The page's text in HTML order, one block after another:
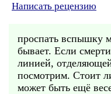
Написать рецензию
проспать вспышку
бывает. Если
линией,
посмотрим. Стоит
может быть ещё